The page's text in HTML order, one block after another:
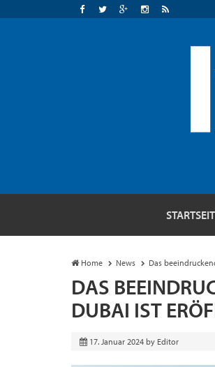
Home News Das
DAS
DUBAI IST
17. Januar 2024 by Editor